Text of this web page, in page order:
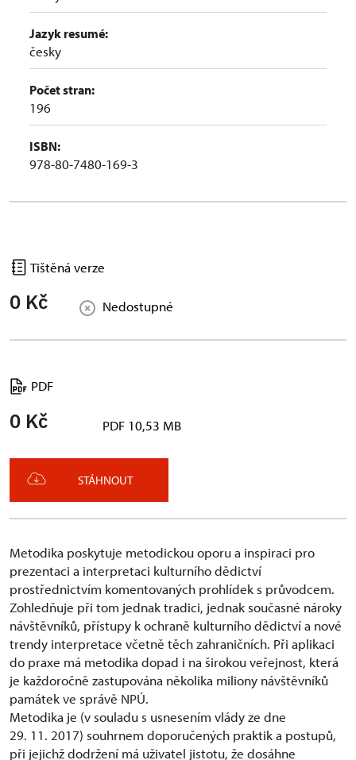
Jazyk resumé:
česky
Počet stran:
196
ISBN:
978-80-7480-169-3
Tištěná verze
0 Kč Nedostupné
PDF
0 Kč PDF 10,53 MB
STÁHNOUT
Metodika poskytuje metodickou oporu a inspiraci pro
prezentaci a interpretaci kulturního dědictví
prostřednictvím komentovaných prohlídek s průvodcem.
Zohledňuje při tom jednak tradici, jednak současné nároky
návštěvníků, přístupy k ochraně kulturního dědictví a nové
trendy interpretace včetně těch zahraničních. Při aplikaci
do praxe má metodika dopad i na širokou veřejnost, která
je každoročně zastupována několika miliony návštěvníků
památek ve správě NPÚ.
Metodika je (v souladu s usnesením vlády ze dne
29. 11. 2017) souhrnem doporučených praktik a postupů,
při jejichž dodržení má uživatel jistotu, že dosáhne